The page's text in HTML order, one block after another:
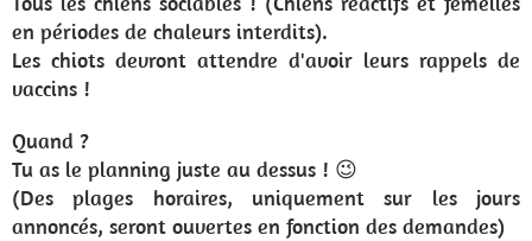
en périodes de chaleurs interdits).
Les chiots devront attendre d'avoir leurs rappels de
vaccins !
Quand ?
Tu as le planning juste au dessus ! 😉
(Des plages horaires, uniquement sur les jours
annoncés, seront ouvertes en fonction des demandes)